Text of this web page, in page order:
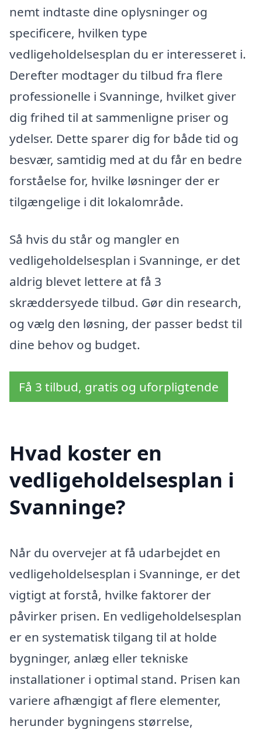
nemt indtaste dine oplysninger og
specificere, hvilken type
vedligeholdelsesplan du er interesseret i.
Derefter modtager du tilbud fra flere
professionelle i Svanninge, hvilket giver
dig frihed til at sammenligne priser og
ydelser. Dette sparer dig for både tid og
besvær, samtidig med at du får en bedre
forståelse for, hvilke løsninger der er
tilgængelige i dit lokalområde.
Så hvis du står og mangler en
vedligeholdelsesplan i Svanninge, er det
aldrig blevet lettere at få 3
skræddersyede tilbud. Gør din research,
og vælg den løsning, der passer bedst til
dine behov og budget.
Få 3 tilbud, gratis og uforpligtende
Hvad koster en
vedligeholdelsesplan i
Svanninge?
Når du overvejer at få udarbejdet en
vedligeholdelsesplan i Svanninge, er det
vigtigt at forstå, hvilke faktorer der
påvirker prisen. En vedligeholdelsesplan
er en systematisk tilgang til at holde
bygninger, anlæg eller tekniske
installationer i optimal stand. Prisen kan
variere afhængigt af flere elementer,
herunder bygningens størrelse,